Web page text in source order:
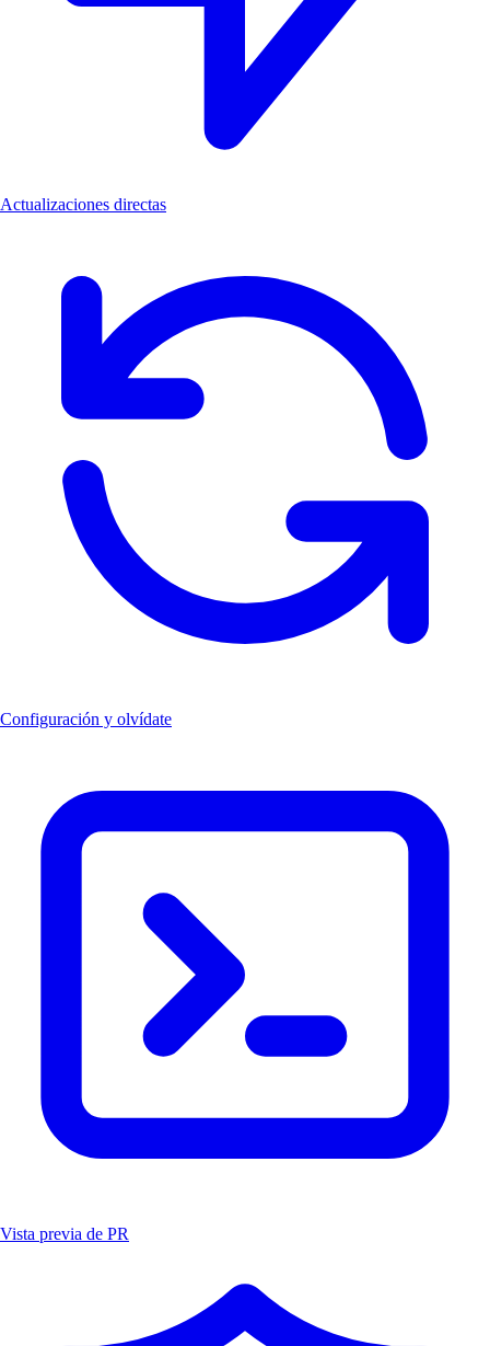
Actualizaciones directas
Configuración y olvídate
Vista previa de PR